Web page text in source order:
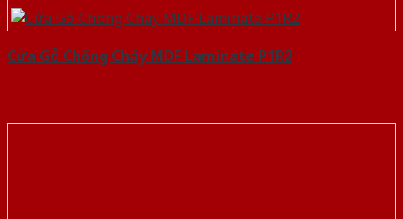
Cửa Gỗ Chống Cháy MDF Laminate P1R2